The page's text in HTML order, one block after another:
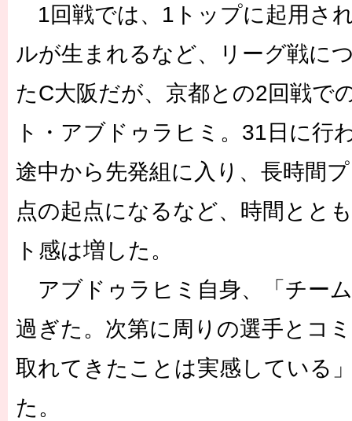
1回戦では、1トップに起用さ
ルが生まれるなど、リーグ戦に
たC大阪だが、京都との2回戦で
ト・アブドゥラヒミ。31日に行
途中から先発組に入り、長時間
点の起点になるなど、時間とと
ト感は増した。
アブドゥラヒミ自身、「チー
過ぎた。次第に周りの選手とコ
取れてきたことは実感している
た。